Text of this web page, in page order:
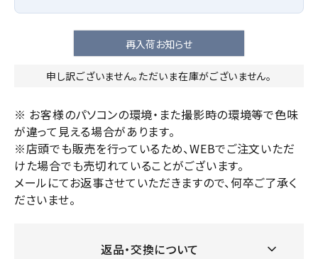
再入荷お知らせ
申し訳ございません。ただいま在庫がございません。
※ お客様のパソコンの環境・また撮影時の環境等で色味
が違って見える場合があります。
※店頭でも販売を行っているため、WEBでご注文いただ
けた場合でも売切れていることがございます。
メールにてお返事させていただきますので、何卒ご了承く
ださいませ。
返品・交換について